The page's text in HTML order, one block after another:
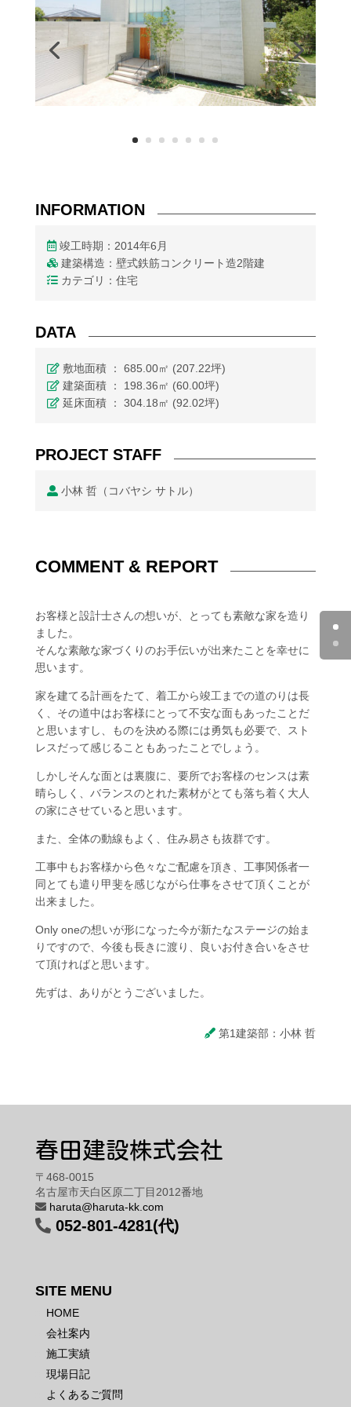
INFORMATION
竣工時期：2014年6月
建築構造：壁式鉄筋コンクリート造2階建
カテゴリ：住宅
DATA
敷地面積 ： 685.00㎡ (207.22坪)
建築面積 ： 198.36㎡ (60.00坪)
延床面積 ： 304.18㎡ (92.02坪)
PROJECT STAFF
小林 哲（コバヤシ サトル）
COMMENT & REPORT
お客様と設計士さんの想いが、とっても素敵な家を造り
ました。
そんな素敵な家づくりのお手伝いが出来たことを幸せに
思います。
家を建てる計画をたて、着工から竣工までの道のりは長
く、その道中はお客様にとって不安な面もあったことだ
と思いますし、ものを決める際には勇気も必要で、スト
レスだって感じることもあったことでしょう。
しかしそんな面とは裏腹に、要所でお客様のセンスは素
晴らしく、バランスのとれた素材がとても落ち着く大人
の家にさせていると思います。
また、全体の動線もよく、住み易さも抜群です。
工事中もお客様から色々なご配慮を頂き、工事関係者一
同とても遣り甲斐を感じながら仕事をさせて頂くことが
出来ました。
Only oneの想いが形になった今が新たなステージの始ま
りですので、今後も長きに渡り、良いお付き合いをさせ
て頂ければと思います。
先ずは、ありがとうございました。
第1建築部：小林 哲
春田建設株式会社
〒468-0015
名古屋市天白区原二丁目2012番地
haruta@haruta-kk.com
052-801-4281(代)
SITE MENU
HOME
会社案内
施工実績
現場日記
よくあるご質問